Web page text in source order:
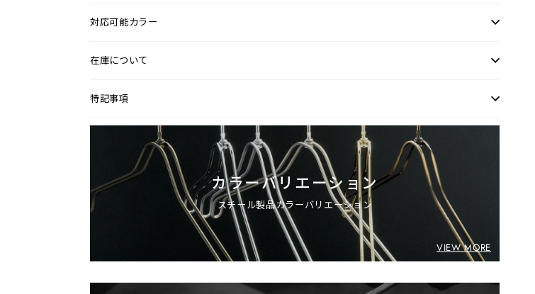
対応可能カラー
在庫について
特記事項
カラーバリエーション
スチール製品カラーバリエーション
VIEW MORE